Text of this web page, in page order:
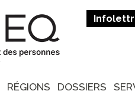
RÉGIONS DOSSIERS